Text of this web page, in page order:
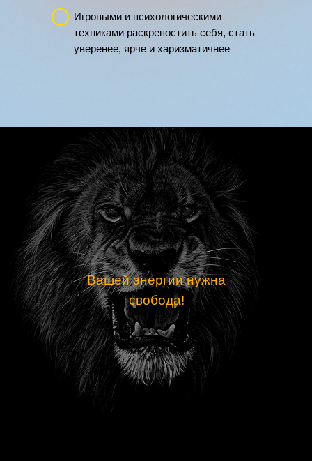
Игровыми и психологическими
техниками раскрепостить себя, стать
уверенее, ярче и харизматичнее
Вашей энергии нужна
свобода!